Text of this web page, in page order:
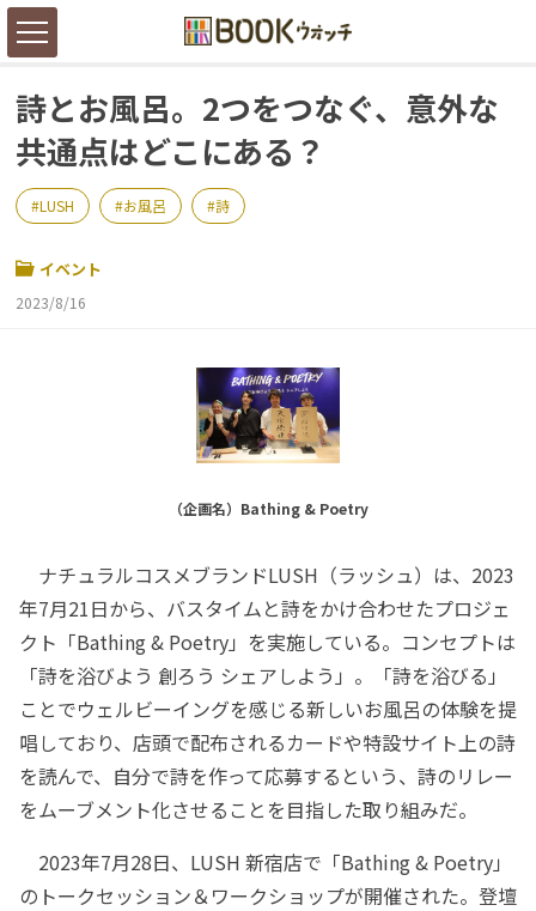
詩とお風呂。2つをつなぐ、意外な
共通点はどこにある？
LUSH お風呂 詩
イベント
2023/8/16
（企画名）Bathing & Poetry
ナチュラルコスメブランドLUSH（ラッシュ）は、2023
年7月21日から、バスタイムと詩をかけ合わせたプロジェ
クト「Bathing & Poetry」を実施している。コンセプトは
「詩を浴びよう 創ろう シェアしよう」。「詩を浴びる」
ことでウェルビーイングを感じる新しいお風呂の体験を提
唱しており、店頭で配布されるカードや特設サイト上の詩
を読んで、自分で詩を作って応募するという、詩のリレー
をムーブメント化させることを目指した取り組みだ。
2023年7月28日、LUSH 新宿店で「Bathing & Poetry」
のトークセッション＆ワークショップが開催された。登壇